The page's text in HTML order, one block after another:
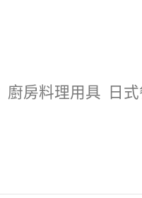
廚房料理用具 日